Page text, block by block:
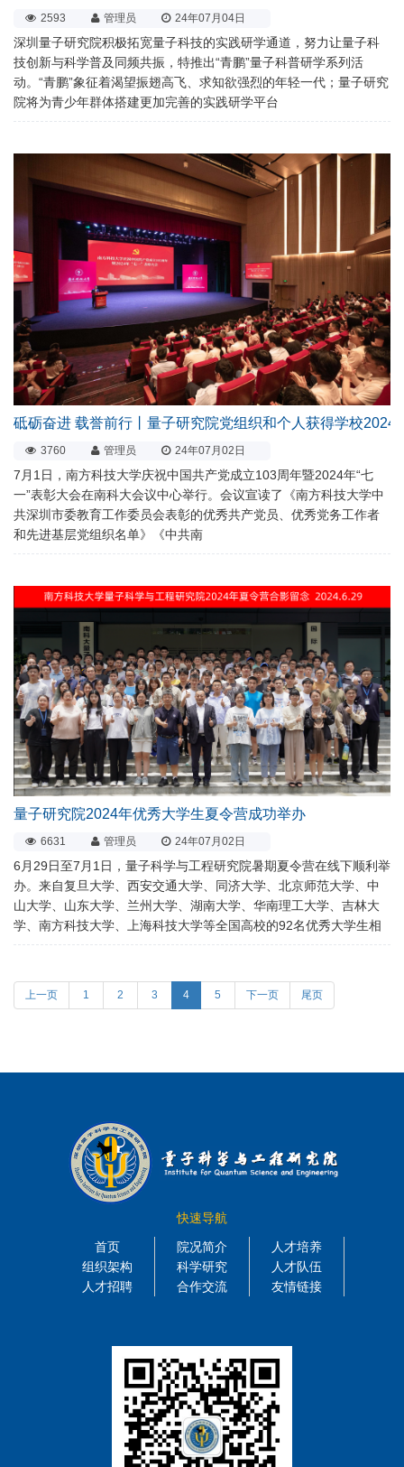
2593 管理员 24年07月04日
深圳量子研究院积极拓宽量子科技的实践研学通道，努力让量子科
技创新与科学普及同频共振，特推出“青鹏”量子科普研学系列活
动。“青鹏”象征着渴望振翅高飞、求知欲强烈的年轻一代；量子研究
院将为青少年群体搭建更加完善的实践研学平台
砥砺奋进 载誉前行丨量子研究院党组织和个人获得学校2024
3760 管理员 24年07月02日
7月1日，南方科技大学庆祝中国共产党成立103周年暨2024年“七
一”表彰大会在南科大会议中心举行。会议宣读了《南方科技大学中
共深圳市委教育工作委员会表彰的优秀共产党员、优秀党务工作者
和先进基层党组织名单》《中共南
量子研究院2024年优秀大学生夏令营成功举办
6631 管理员 24年07月02日
6月29日至7月1日，量子科学与工程研究院暑期夏令营在线下顺利举
办。来自复旦大学、西安交通大学、同济大学、北京师范大学、中
山大学、山东大学、兰州大学、湖南大学、华南理工大学、吉林大
学、南方科技大学、上海科技大学等全国高校的92名优秀大学生相
上一页 1 2 3 4 5 下一页 尾页
快速导航
首页
院况简介
人才培养
组织架构
科学研究
人才队伍
人才招聘
合作交流 友情链接